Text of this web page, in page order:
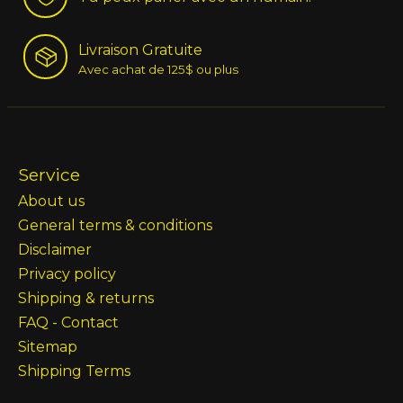
Livraison Gratuite
Avec achat de 125$ ou plus
Service
About us
General terms & conditions
Disclaimer
Privacy policy
Shipping & returns
FAQ - Contact
Sitemap
Shipping Terms